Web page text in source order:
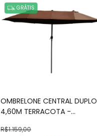
GRÁTIS
OMBRELONE CENTRAL DUPLO
4,60M TERRACOTA -
R$1.159,00